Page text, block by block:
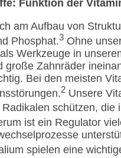
Funktion der
am Aufbau von
Phosphat.3 Ohne
Werkzeuge in
große Zahnräder
Bei den meisten
2 Unsere
schützen, die
ist ein Regulator
spielen eine